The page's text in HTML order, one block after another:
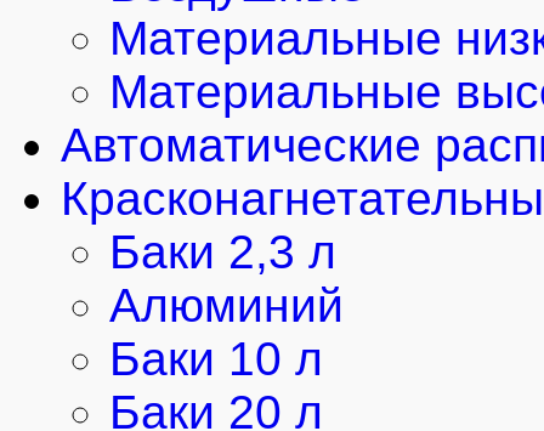
Материальные
Материальные
Автоматические
Баки 2,3 л
Алюминий
Баки 10 л
Баки 20 л